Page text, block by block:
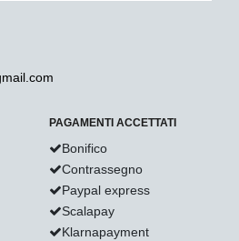
PAGAMENTI ACCETTATI
Bonifico
Contrassegno
Paypal express
Scalapay
Klarnapayment